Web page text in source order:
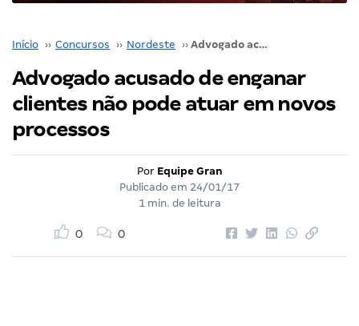
Início ›› Concursos ›› Nordeste ›› Advogado acusado de enganar clientes não pode atuar em novos processos
Advogado acusado de enganar
clientes não pode atuar em novos
processos
Por Equipe Gran
Publicado em 24/01/17
1 min. de leitura
0 0